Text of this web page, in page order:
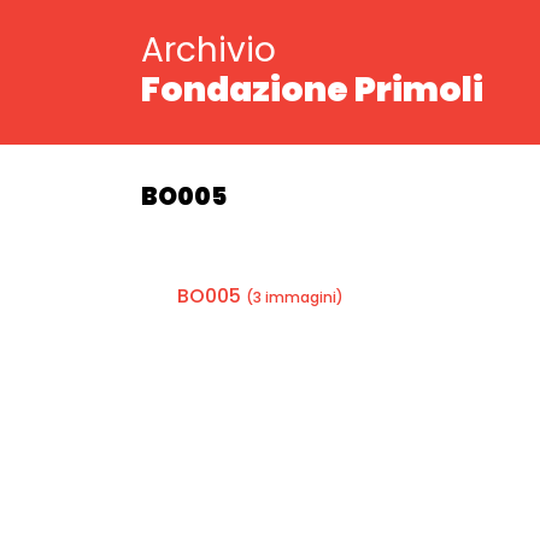
Archivio
Fondazione Primoli
BO005
BO005 (3 immagini)